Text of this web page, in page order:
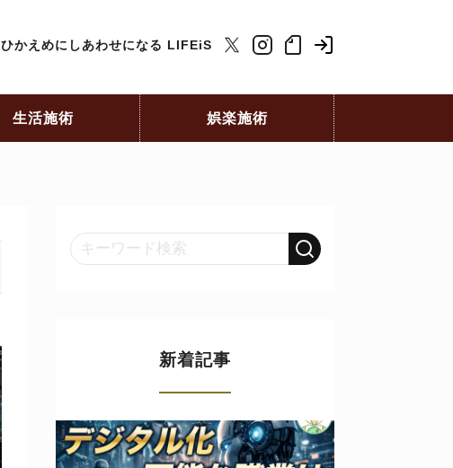
ひかえめにしあわせになる LIFEiS
生活施術 娯楽施術
新着記事